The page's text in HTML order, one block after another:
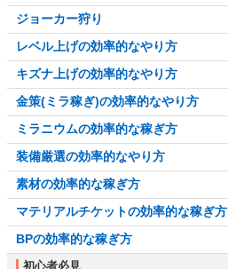
ジョーカー狩り
レベル上げの効率的なやり方
キズナ上げの効率的なやり方
金策(ミラ稼ぎ)の効率的なやり方
ミラニウムの効率的な稼ぎ方
装備厳選の効率的なやり方
素材の効率的な稼ぎ方
マテリアルチケットの効率的な稼ぎ方
BPの効率的な稼ぎ方
初心者必見